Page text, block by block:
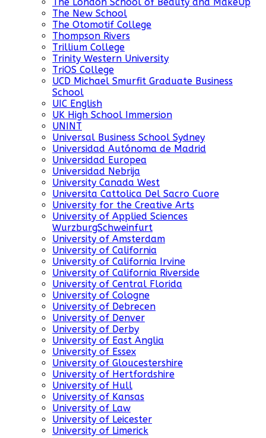
The London School of Beauty and MakeUp
The New School
The Otomotif College
Thompson Rivers
Trillium College
Trinity Western University
TriOS College
UCD Michael Smurfit Graduate Business
School
UIC English
UK High School Immersion
UNINT
Universal Business School Sydney
Universidad Autónoma de Madrid
Universidad Europea
Universidad Nebrija
University Canada West
Universita Cattolica Del Sacro Cuore
University for the Creative Arts
University of Applied Sciences
WurzburgSchweinfurt
University of Amsterdam
University of California
University of California Irvine
University of California Riverside
University of Central Florida
University of Cologne
University of Debrecen
University of Denver
University of Derby
University of East Anglia
University of Essex
University of Gloucestershire
University of Hertfordshire
University of Hull
University of Kansas
University of Law
University of Leicester
University of Limerick